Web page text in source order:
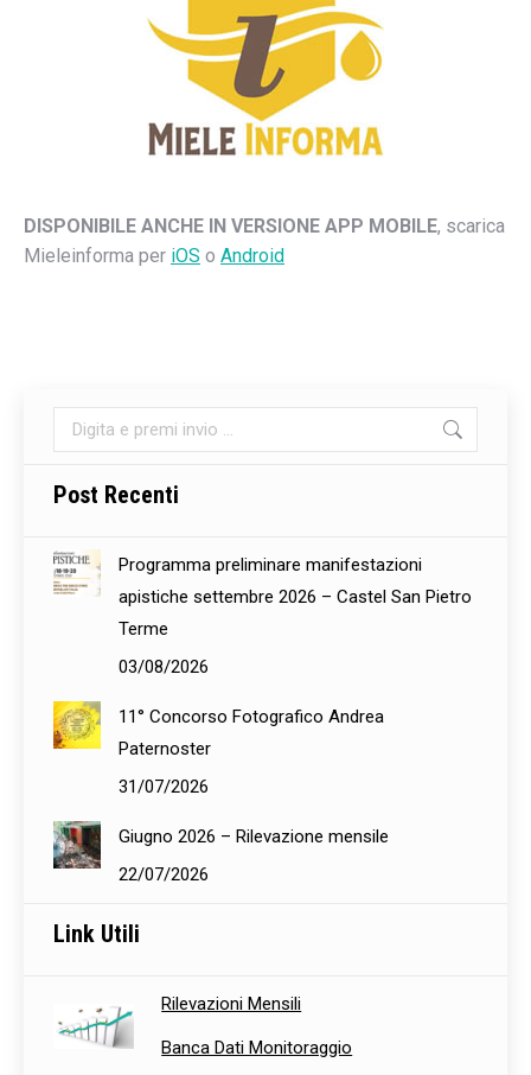
DISPONIBILE ANCHE IN VERSIONE APP MOBILE, scarica
Mieleinforma per iOS o Android
Cerca:
Post Recenti
Programma preliminare manifestazioni
apistiche settembre 2026 – Castel San Pietro
Terme
03/08/2026
11° Concorso Fotografico Andrea
Paternoster
31/07/2026
Giugno 2026 – Rilevazione mensile
22/07/2026
Link Utili
Rilevazioni Mensili
Banca Dati Monitoraggio